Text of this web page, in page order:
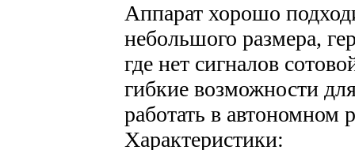
Аппарат хорошо
небольшого размера,
где нет сигналов
гибкие возможности
работать в автономном
Характеристики: